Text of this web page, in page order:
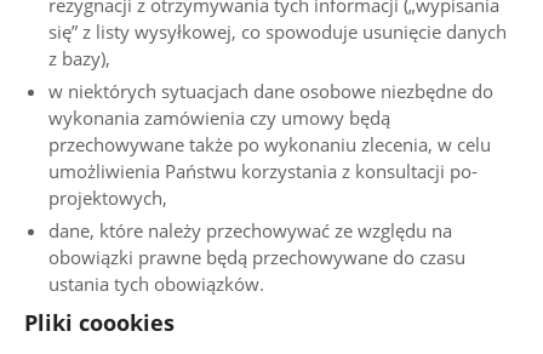
rezygnacji z otrzymywania tych informacji („wypisania
się” z listy wysyłkowej, co spowoduje usunięcie danych
z bazy),
w niektórych sytuacjach dane osobowe niezbędne do
wykonania zamówienia czy umowy będą
przechowywane także po wykonaniu zlecenia, w celu
umożliwienia Państwu korzystania z konsultacji po-
projektowych,
dane, które należy przechowywać ze względu na
obowiązki prawne będą przechowywane do czasu
ustania tych obowiązków.
Pliki coookies